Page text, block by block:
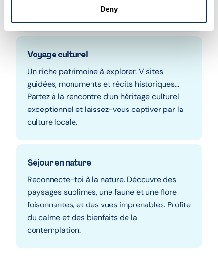
Deny
Voyage culturel
Un riche patrimoine à explorer. Visites
guidées, monuments et récits historiques...
Partez à la rencontre d’un héritage culturel
exceptionnel et laissez-vous captiver par la
culture locale.
Séjour en nature
Reconnecte-toi à la nature. Découvre des
paysages sublimes, une faune et une flore
foisonnantes, et des vues imprenables. Profite
du calme et des bienfaits de la
contemplation.